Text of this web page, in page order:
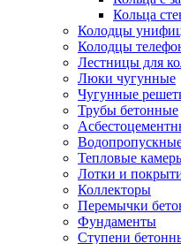
Кольца
Колодцы
Колодцы
Лестницы для
Люки чугунные
Чугунные
Трубы бетонные
Тепловые
Лотки и
Коллекторы
Перемычки
Фундаменты
Ступени